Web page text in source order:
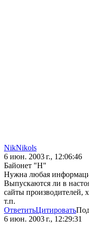
NikNikols
6 июн. 2003 г., 12:06:46
Байонет "Н"
Нужна любая
Выпускаются ли в
сайты производителей,
т.п.
ОтветитьЦитировать
6 июн. 2003 г., 12:29:31